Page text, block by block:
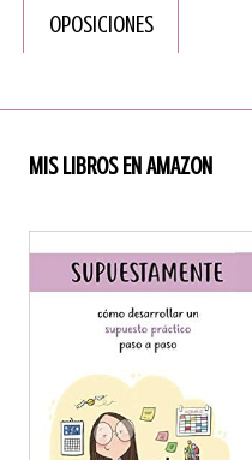
OPOSICIONES
MIS LIBROS EN AMAZON